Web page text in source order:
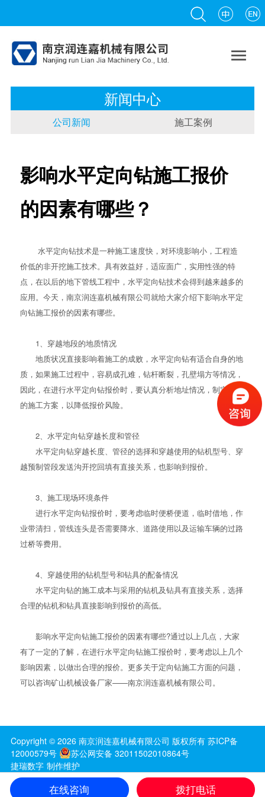

新闻中心
公司新闻 施工案例
影响水平定向钻施工报价
的因素有哪些？
水平定向钻技术是一种施工速度快，对环境影响小，工程造
价低的非开挖施工技术。具有效益好，适应面广，实用性强的特
点，在以后的地下管线工程中，水平定向钻技术会得到越来越多的
应用。今天，南京润连嘉机械有限公司就给大家介绍下影响水平定
向钻施工报价的因素有哪些。
1、穿越地段的地质情况
地质状况直接影响着施工的成败，水平定向钻有适合自身的地
质，如果施工过程中，容易成孔难，钻杆断裂，孔壁塌方等情况，
因此，在进行水平定向钻报价时，要认真分析地址情况，制定合理
的施工方案，以降低报价风险。
2、水平定向钻穿越长度和管径
水平定向钻穿越长度、管径的选择和穿越使用的钻机型号、穿
越预制管段发送沟开挖回填有直接关系，也影响到报价。
3、施工现场环境条件
进行水平定向钻报价时，要考虑临时便桥便道，临时借地，作
业带清扫，管线连头是否需要降水、道路使用以及运输车辆的过路
过桥等费用。
4、穿越使用的钻机型号和钻具的配备情况
水平定向钻的施工成本与采用的钻机及钻具有直接关系，选择
合理的钻机和钻具直接影响到报价的高低。
影响水平定向钻施工报价的因素有哪些?通过以上几点，大家
有了一定的了解，在进行水平定向钻施工报价时，要考虑以上几个
影响因素，以做出合理的报价。更多关于定向钻施工方面的问题，
可以咨询矿山机械设备厂家——南京润连嘉机械有限公司。
Copyright © 2026 南京润连嘉机械有限公司 版权所有 苏ICP备
12000579号
苏公网安备 32011502010864号
捷瑞数字 制作维护
苏公网安备 32011502010864号
在线咨询 拨打电话